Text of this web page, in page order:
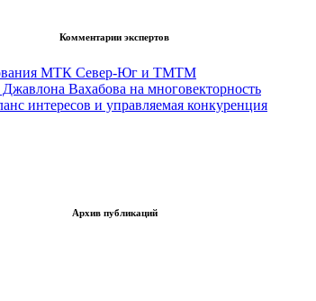
Комментарии экспертов
МТК Север-Юг и ТМТМ
Вахабова на многовекторность
интересов и управляемая конкуренция
Архив публикаций